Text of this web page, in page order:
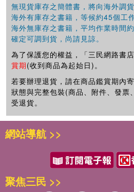
無現貨庫存之簡體書，將向海外調貨
海外有庫存之書籍，等候約45個工
海外無庫存之書籍，平均作業時間
確定可調到貨，尚請見諒。
為了保護您的權益，「三民網路書店
賞期(收到商品為起始日)。
若要辦理退貨，請在商品鑑賞期內
狀態與完整包裝(商品、附件、發票
受退貨。
網站導航 >>
聚焦三民 >>